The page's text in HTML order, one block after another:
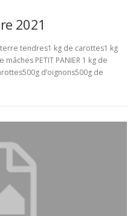
2021
terre tendres1 kg de carottes1 kg
PETIT PANIER 1 kg de
d’oignons500g de